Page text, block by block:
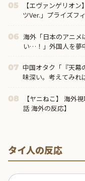
05
【エヴァンゲリオ
ツVer.」プライズフ
06 海外「日本のアニメ
い…！」外国人を夢
07 中国オタク「『天幕
味深い。考えてみれ
08
【ヤニねこ】 海外
話 海外の反応】
タイ人の反応